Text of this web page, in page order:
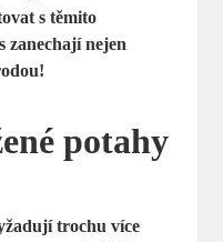
s těmito
zanechají nejen
potahy
trochu více